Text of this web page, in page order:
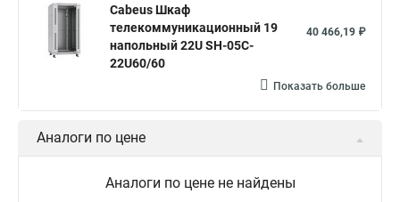
Cabeus Шкаф
телекоммуникационный 19
напольный 22U SH-05C-
22U60/60
40 466,19 ₽
Показать больше
Аналоги по цене
Аналоги по цене не найдены